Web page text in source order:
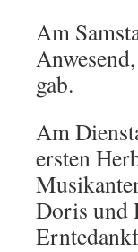
Am
gab.
Am
ersten
Doris und